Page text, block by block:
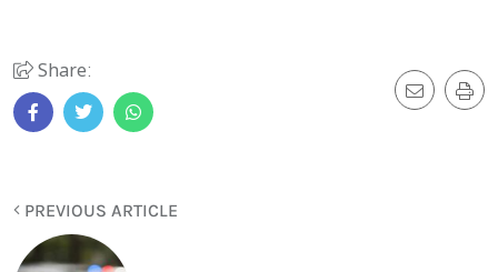
Share:
PREVIOUS ARTICLE